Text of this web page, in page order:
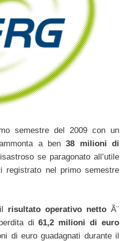
semestre del 2009 con un
a ben38 milioni di
se paragonato all’utile
registrato nel primo semestre
risultato operativo netto Ã¨
di61,2 milioni di euro
di euro guadagnati durante il